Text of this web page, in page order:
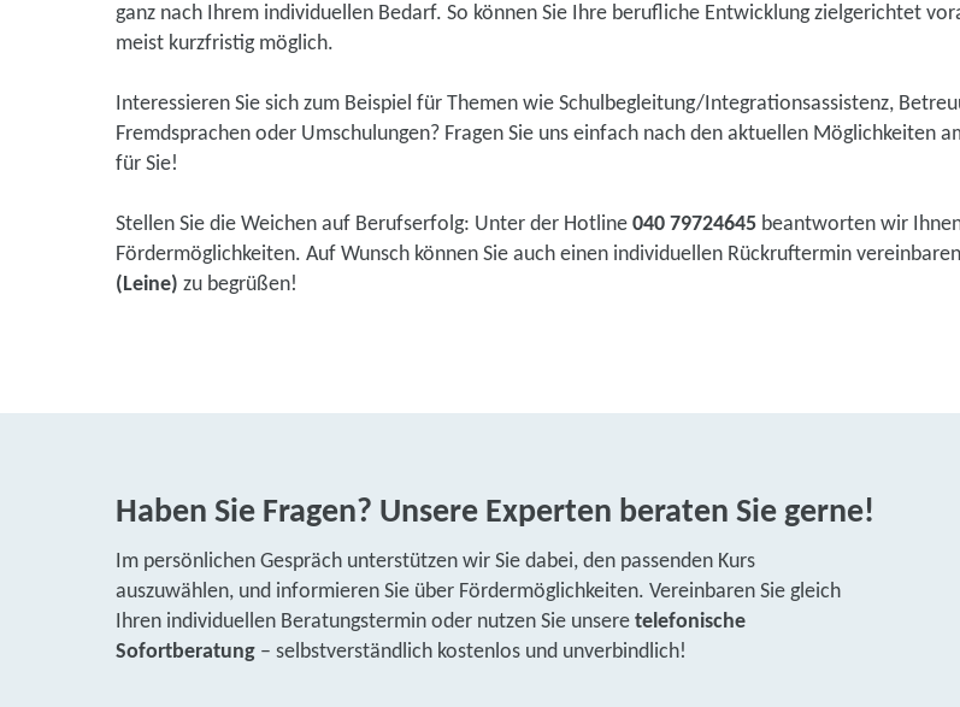
ganz nach Ihrem individuellen Bedarf. So können Sie Ihre berufliche Entwicklung zielgerichtet
meist kurzfristig möglich.
Interessieren Sie sich zum Beispiel für Themen wie Schulbegleitung/Integrationsassistenz,
Fremdsprachen oder Umschulungen? Fragen Sie uns einfach nach den aktuellen Möglichkeiten
für Sie!
Stellen Sie die Weichen auf Berufserfolg: Unter der Hotline 040 79724645 beantworten wir
Fördermöglichkeiten. Auf Wunsch können Sie auch einen individuellen Rückruftermin
(Leine) zu begrüßen!
Haben Sie Fragen? Unsere Experten beraten Sie gerne!
Im persönlichen Gespräch unterstützen wir Sie dabei, den passenden Kurs
auszuwählen, und informieren Sie über Fördermöglichkeiten. Vereinbaren Sie gleich
Ihren individuellen Beratungstermin oder nutzen Sie unsere telefonische
Sofortberatung – selbstverständlich kostenlos und unverbindlich!